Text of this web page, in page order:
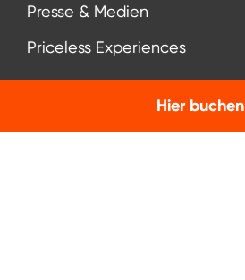
Hier buchen
Presse & Medien
Priceless Experiences
KONTAKT